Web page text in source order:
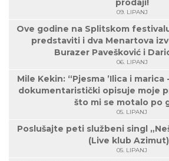
prodaji!
09. LIPANJ
Ove godine na Splitskom
predstaviti i dva Menartova
Burazer Pavešković i
06. LIPANJ
Mile Kekin: “Pjesma ’Ilica i marica
dokumentaristički opisuje moje
što mi se motalo po
05. LIPANJ
Poslušajte peti službeni singl
(Live klub
05. LIPANJ